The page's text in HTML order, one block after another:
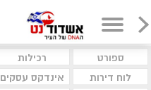
ספורט רכילות
לוח דירות
אינדקס עסקים